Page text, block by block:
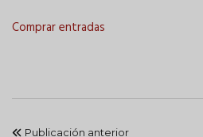
Comprar entradas
Publicación anterior